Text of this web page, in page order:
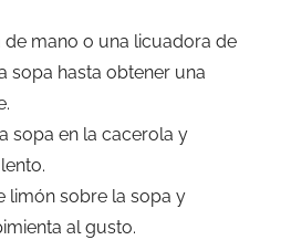
de mano o una licuadora de
sopa hasta obtener una
sopa en la cacerola y
limón sobre la sopa y
al gusto.